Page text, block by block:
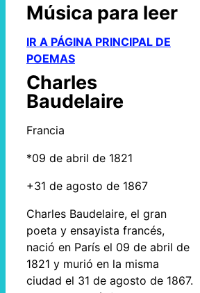
Música para leer
IR A PÁGINA PRINCIPAL DE
POEMAS
Charles
Baudelaire
Francia
*09 de abril de 1821
+31 de agosto de 1867
Charles Baudelaire, el gran
poeta y ensayista francés,
nació en París el 09 de abril de
1821 y murió en la misma
ciudad el 31 de agosto de 1867.